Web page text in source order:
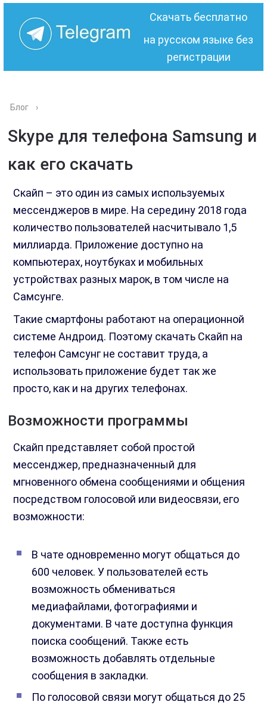
Скачать бесплатно
на русском языке без
регистрации
Блог ›
Skype для телефона Samsung и
как его скачать
Скайп – это один из самых используемых
мессенджеров в мире. На середину 2018 года
количество пользователей насчитывало 1,5
миллиарда. Приложение доступно на
компьютерах, ноутбуках и мобильных
устройствах разных марок, в том числе на
Самсунге.
Такие смартфоны работают на операционной
системе Андроид. Поэтому скачать Скайп на
телефон Самсунг не составит труда, а
использовать приложение будет так же
просто, как и на других телефонах.
Возможности программы
Скайп представляет собой простой
мессенджер, предназначенный для
мгновенного обмена сообщениями и общения
посредством голосовой или видеосвязи, его
возможности:
В чате одновременно могут общаться до
600 человек. У пользователей есть
возможность обмениваться
медиафайлами, фотографиями и
документами. В чате доступна функция
поиска сообщений. Также есть
возможность добавлять отдельные
сообщения в закладки.
По голосовой связи могут общаться до 25